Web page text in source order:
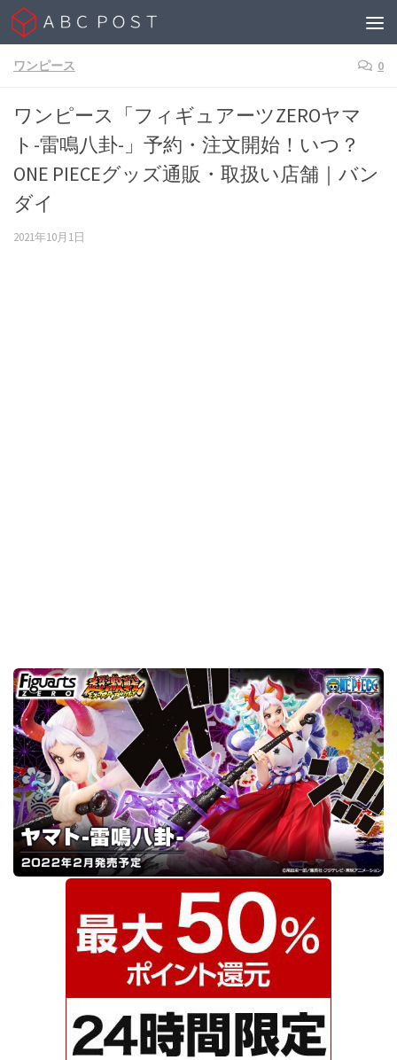
Skip to content
ワンピース 0
ワンピース「フィギュアーツZEROヤマ
ト-雷鳴八卦-」予約・注文開始！いつ？
ONE PIECEグッズ通販・取扱い店舗｜バン
ダイ
2021年10月1日